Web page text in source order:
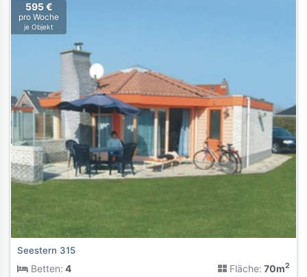
595 €
pro Woche
je Objekt
Seestern 315
Betten: 4 Fläche: 70m2